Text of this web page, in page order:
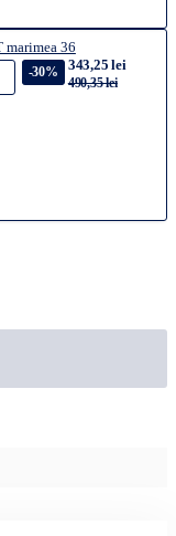
marimea 36
-30% 343,25 lei
490,35 lei